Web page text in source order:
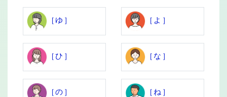
［ゆ］ ［よ］
［ひ］ ［な］
［の］ ［ね］